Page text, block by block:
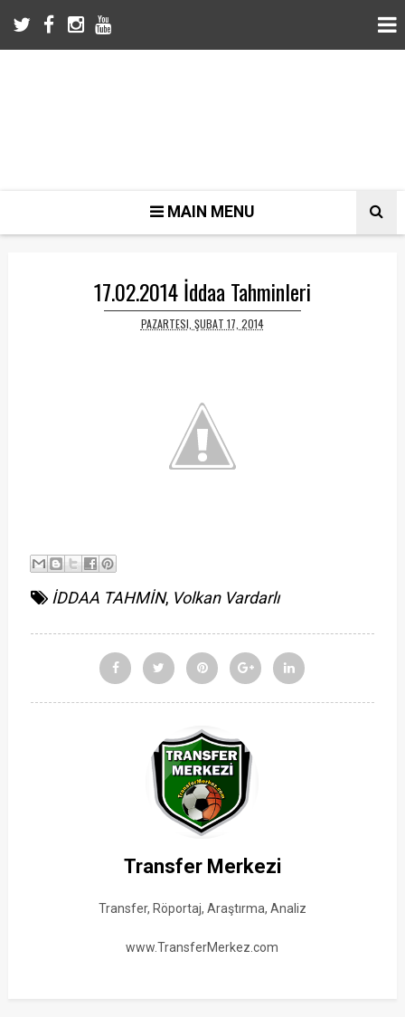
MAIN MENU
17.02.2014 İddaa Tahminleri
PAZARTESI, ŞUBAT 17, 2014
İDDAA TAHMİN, Volkan Vardarlı
Transfer Merkezi
Transfer, Röportaj, Araştırma, Analiz
www.TransferMerkez.com